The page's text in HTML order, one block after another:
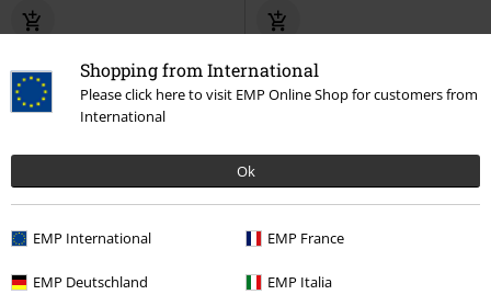
Shopping from International
Please click here to visit EMP Online Shop for customers from
International
Ok
EMP International EMP France
EMP Deutschland EMP Italia